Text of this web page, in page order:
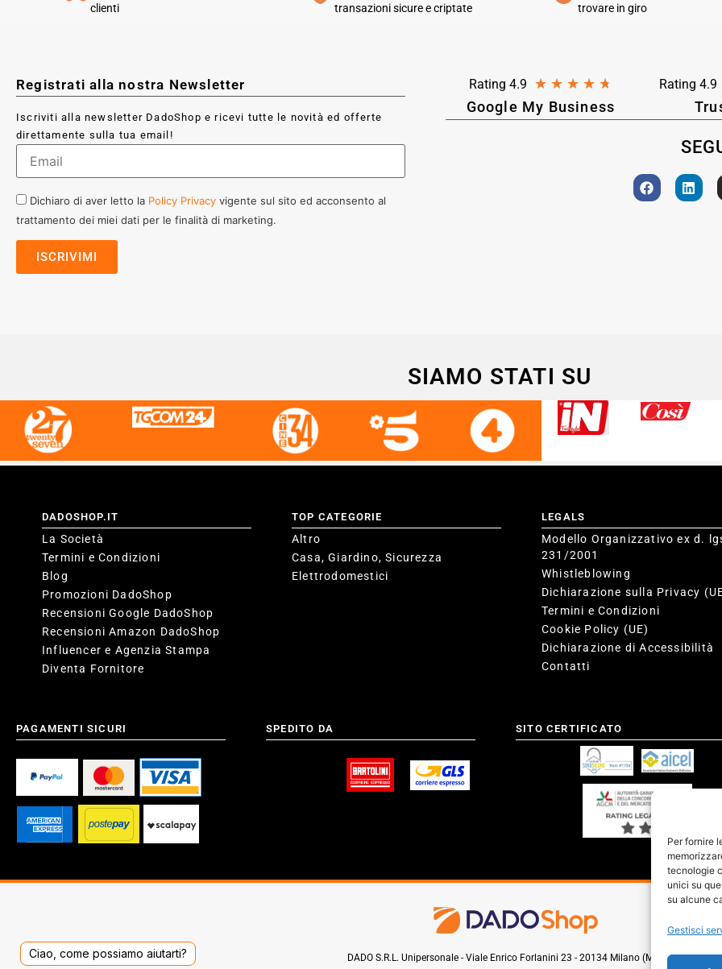
Per fornire
tecnologie
unici su
su alcune
Gestisci
clienti
transazioni sicure e criptate
trovare in giro
Registrati alla nostra Newsletter
Iscriviti alla newsletter DadoShop e ricevi tutte le novità ed offerte
direttamente sulla tua email!
Dichiaro di aver letto la Policy Privacy vigente sul sito ed acconsento al
trattamento dei miei dati per le finalità di marketing.
Rating 4.9 ★ ★ ★ ★ ★
Google My Business
Rating 4.9
SIAMO STATI SU
DADOSHOP.IT
La Società
Termini e Condizioni
Blog
Promozioni DadoShop
Recensioni Google DadoShop
Recensioni Amazon DadoShop
Influencer e Agenzia Stampa
Diventa Fornitore
TOP CATEGORIE
Altro
Casa, Giardino, Sicurezza
Elettrodomestici
LEGALS
Modello Organizzativo ex d.
231/2001
Whistleblowing
Dichiarazione sulla Privacy
Termini e Condizioni
Cookie Policy (UE)
Dichiarazione di Accessibilità
Contatti
PAGAMENTI SICURI SPEDITO DA SITO CERTIFICATO
DADO S.R.L. Unipersonale - Viale Enrico Forlanini 23 - 20134 Milano (MI) - Italy
Ciao, come possiamo aiutarti?